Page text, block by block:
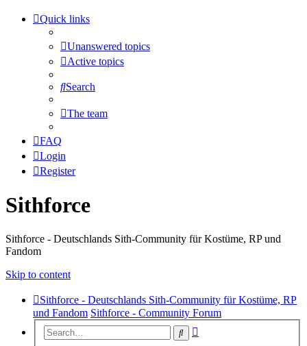
Quick links
Unanswered topics
Active topics
Search
The team
FAQ
Login
Register
Sithforce
Sithforce - Deutschlands Sith-Community für Kostüme, RP und
Fandom
Skip to content
Sithforce - Deutschlands Sith-Community für Kostüme, RP
und Fandom Sithforce - Community Forum
Search